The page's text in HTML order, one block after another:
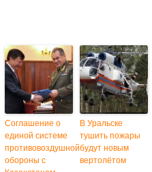
Соглашение о
единой системе
противовоздушной
обороны с
В Уральске
тушить пожары
будут новым
вертолётом